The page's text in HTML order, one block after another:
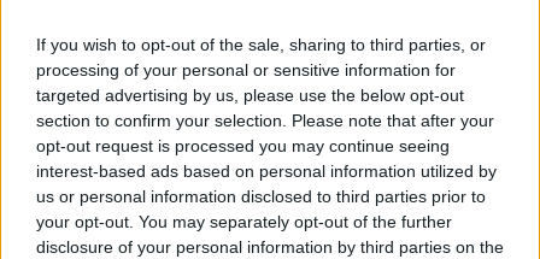
If you wish to opt-out of the sale, sharing to third parties, or
processing of your personal or sensitive information for
targeted advertising by us, please use the below opt-out
section to confirm your selection. Please note that after your
opt-out request is processed you may continue seeing
interest-based ads based on personal information utilized by
us or personal information disclosed to third parties prior to
your opt-out. You may separately opt-out of the further
disclosure of your personal information by third parties on the